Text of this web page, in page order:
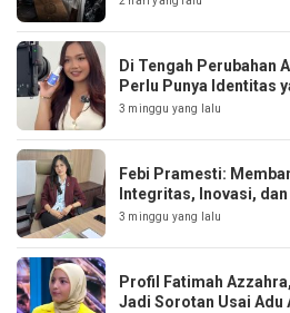
Di Tengah Perubahan
Perlu Punya Identitas
3 minggu yang lalu
Febi Pramesti:
Integritas, Inovasi,
3 minggu yang lalu
Profil Fatimah
Jadi Sorotan Usai Adu